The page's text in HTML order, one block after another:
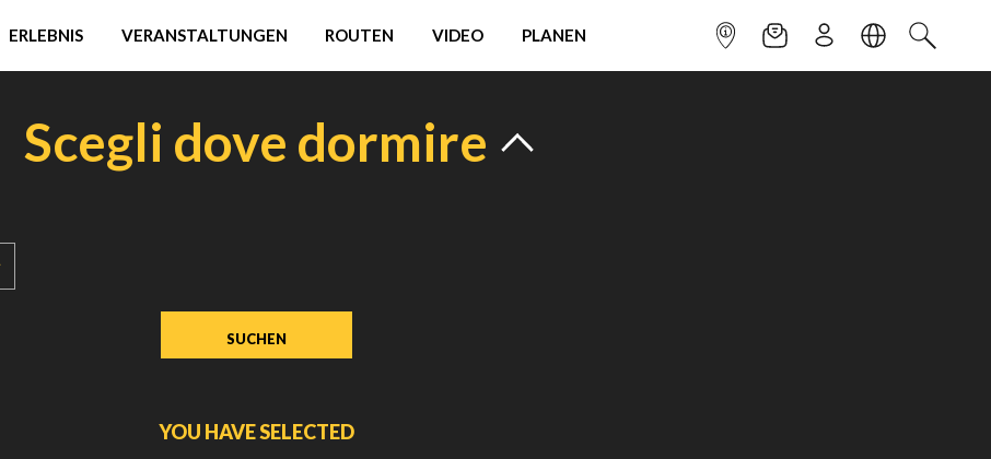
ERLEBNIS VERANSTALTUNGEN ROUTEN VIDEO PLANEN INFOPUNKTNEWSLETTER
ANMELDENSPRACHESUCHEN
Scegli dove dormire
YOU HAVE SELECTED